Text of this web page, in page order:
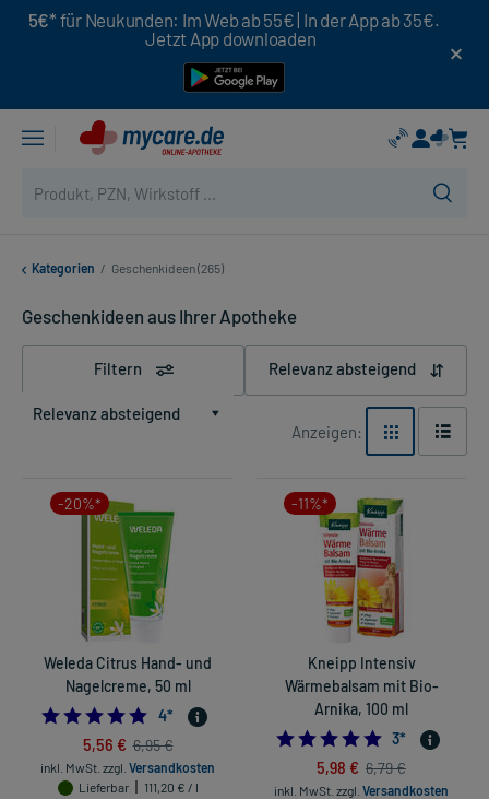
5€* für Neukunden: Im Web ab 55€ | In der App ab 35€.
Jetzt App downloaden
Kategorien / Geschenkideen (265)
Geschenkideen aus Ihrer Apotheke
Filtern Relevanz absteigend
Relevanz absteigend
Anzeigen:
-20%*
Weleda Citrus Hand- und
Nagelcreme, 50 ml
4.75
4*
5,56 € 6,95 €
inkl. MwSt. zzgl. Versandkosten
Lieferbar
111,20 € / l
-11%*
Kneipp Intensiv
Wärmebalsam mit Bio-
Arnika, 100 ml
5.0
3*
5,98 € 6,79 €
inkl. MwSt. zzgl. Versandkosten